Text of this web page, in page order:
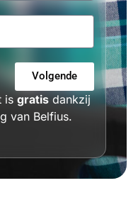
Volgende
isgratis dankzij
van Belfius.